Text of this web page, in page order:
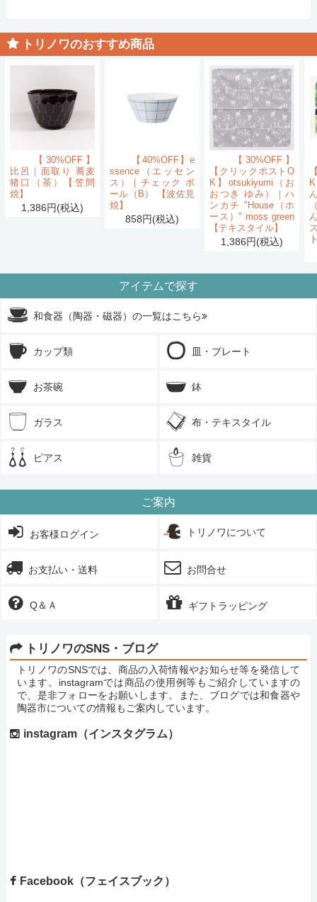
トリノワのおすすめ商品
【30%OFF】
比呂｜面取り 蕎麦
猪口（茶）【笠間
焼】
1,386円(税込)
【40%OFF】e
ssence（エッセン
ス）｜チェック ボ
ール（B） 【波佐見
焼】
858円(税込)
【30%OFF】
【クリックポストO
K】otsukiyumi（お
おつき ゆみ）｜ハ
ンカチ "House（ホ
ース）" moss green
【テキスタイル】
1,386円(税込)
アイテムで探す
和食器（陶器・磁器）の一覧はこちら
カップ類 皿・プレート
お茶碗 鉢
ガラス 布・テキスタイル
ピアス 雑貨
ご案内
お客様ログイン トリノワについて
お支払い・送料 お問合せ
Q＆Ａ ギフトラッピング
トリノワのSNS・ブログ
トリノワのSNSでは、商品の入荷情報やお知らせ等を発信して
います。instagramでは商品の使用例等もご紹介していますの
で、是非フォローをお願いします。また、ブログでは和食器や
陶器市についての情報もご案内しています。
instagram（インスタグラム）
Facebook（フェイスブック）